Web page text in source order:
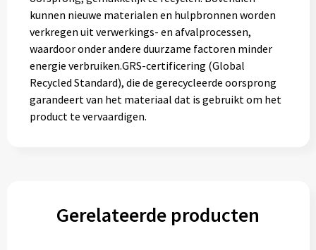
kunnen nieuwe materialen en hulpbronnen worden
verkregen uit verwerkings- en afvalprocessen,
waardoor onder andere duurzame factoren minder
energie verbruiken.GRS-certificering (Global
Recycled Standard), die de gerecycleerde oorsprong
garandeert van het materiaal dat is gebruikt om het
product te vervaardigen.
Gerelateerde producten